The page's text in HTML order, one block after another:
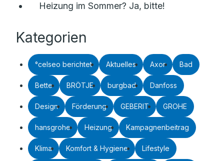
Heizung im Sommer? Ja, bitte!
Kategorien
°celseo berichtet Aktuelles Axor Bad
Bette BRÖTJE burgbad Danfoss
Design Förderung GEBERIT GROHE
hansgrohe Heizung Kampagnenbeitrag
Klima Komfort & Hygiene Lifestyle